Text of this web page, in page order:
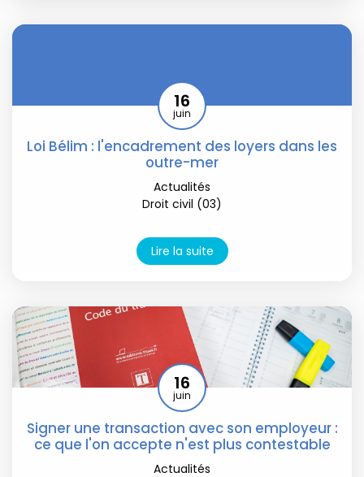
Loi Bélim : l'encadrement des loyers dans les
outre-mer
16
juin
Actualités
Droit civil (03)
Lire la suite
Signer une transaction avec son employeur :
ce que l'on accepte n'est plus contestable
16
juin
Actualités